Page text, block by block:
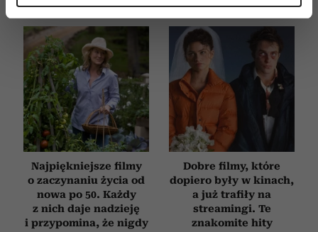
dane są przetwarzane oraz ustaw własne preferencje w
sekcji szczegółów
. W Deklaracji plików cookie możesz
zmienić lub wycofać swoją zgodę w dowolnej chwili.
Wykorzystujemy pliki cookie do spersonalizowania treści
i reklam, aby oferować funkcje społecznościowe i
analizować ruch w naszej witrynie. Informacje o tym, jak
korzystasz z naszej witryny, udostępniamy partnerom
społecznościowym, reklamowym i analitycznym.
Partnerzy mogą połączyć te informacje z innymi danymi
otrzymanymi od Ciebie lub uzyskanymi podczas
korzystania z ich usług.
Najpiękniejsze filmy
o zaczynaniu życia od
nowa po 50. Każdy
z nich daje nadzieję
i przypomina, że nigdy
Dobre filmy, które
dopiero były w kinach,
a już trafiły na
streamingi. Te
znakomite hity